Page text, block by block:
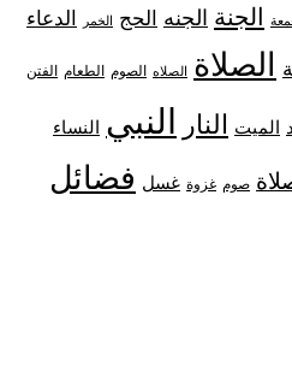
الجنة الجنه الحج الخمر الدعاء
الصلاة الصلاه الصوم الطعام الفتن
الميت النار النبي النساء
صوم غزوة غسل فضائل